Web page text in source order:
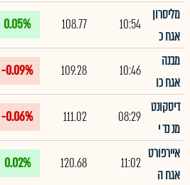
מליסרון
אגח כ
10:54
108.77
0.05%
מבנה
אגח כו
10:46
109.28
-0.09%
דיסקונט
מנ נד י
08:29
111.02
-0.06%
איירפורט
אגח ה
11:02
120.68
0.02%